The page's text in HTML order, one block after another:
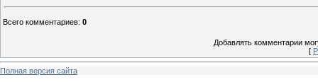
Всего комментариев: 0
Добавлять комментарии
[
Полная версия сайта